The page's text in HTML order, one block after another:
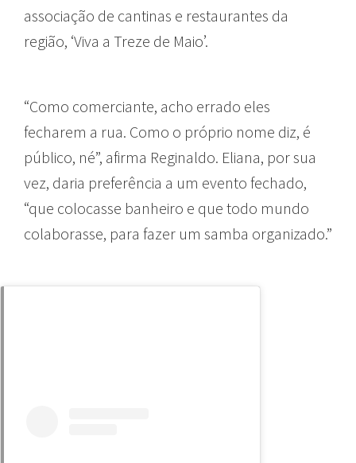
associação de cantinas e restaurantes da
região, ‘Viva a Treze de Maio’.
“Como comerciante, acho errado eles
fecharem a rua. Como o próprio nome diz, é
público, né”, afirma Reginaldo. Eliana, por sua
vez, daria preferência a um evento fechado,
“que colocasse banheiro e que todo mundo
colaborasse, para fazer um samba organizado.”